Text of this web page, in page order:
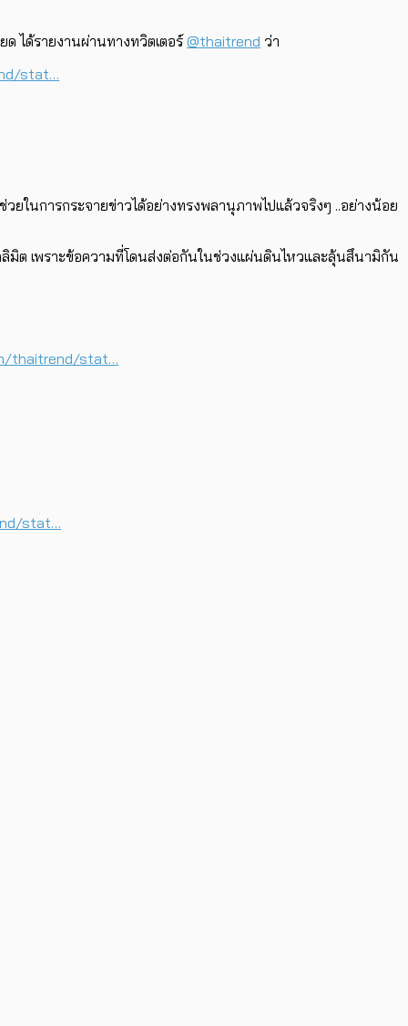
ด ได้รายงานผ่านทางทวิตเตอร์@thaitrend ว่า
stat…
ยในการกระจายข่าวได้อย่างทรงพลานุภาพไปแล้วจริงๆ ..อย่างน้อย
มิต เพราะข้อความที่โดนส่งต่อกันในช่วงแผ่นดินไหวและลุ้นสึนามิกัน
thaitrend/stat…
stat…